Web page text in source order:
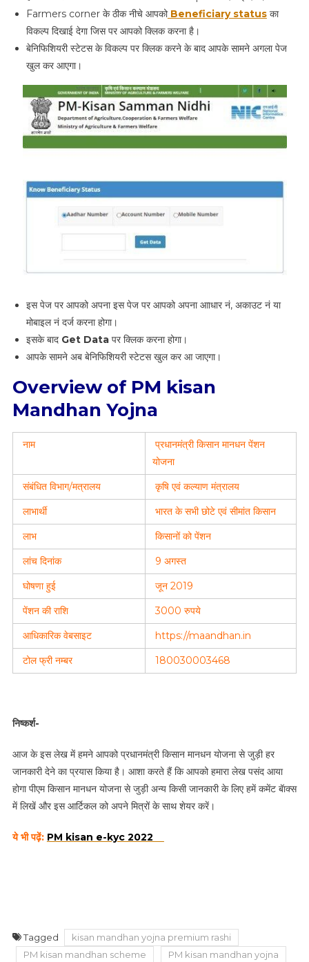
Farmers corner के ठीक नीचे आपकोBeneficiary statusका
विकल्प दिखाई देगा जिस पर आपको क्लिक करना है।
बेनिफिशियरी स्टेटस के विकल्प पर क्लिक करने के बाद आपके सामने अगला पेज
खुल कर आएगा।
इस पेज पर आपको अपना इस पेज पर आपको अपना आाधार नं, अकाउट नं या
मोबाइल नं दर्ज करना होगा।
इसके बादGet Dataपर क्लिक करना होगा।
आपके सामने अब बेनिफिशियरी स्टेटस खुल कर आ जाएगा।
Overview of PM kisan
Mandhan Yojna
नाम
प्रधानमंत्री किसान मानधन पेंशन
योजना
संबंधित विभाग/मत्रालय
कृषि एवं कल्याण मंत्रालय
लाभार्थी
भारत के सभी छोटे एवं सीमांत किसान
लाभ
किसानों को पेंशन
लांच दिनांक
9 अगस्त
घोषणा हुई
जून 2019
पेंशन की राशि
3000 रुपये
आधिकारिक वेबसाइट
https://maandhan.in
टोल फ्री नम्बर
180030003468
निष्कर्श-
आज के इस लेख में हमने आपको प्रधानमंत्री किसान मानधन योजना से जुड़ी हर
जानकारी देने का प्रयास किया है। आशा करते हैं कि आपको हमारा लेख पसंद आया
होगा पीएम किसान मानधन योजना से जुड़ी अन्य किसी जानकारी के लिए हमें कमेंट बॅाक्स
में लिखें और इस आर्टिकल को अपने मित्रों के साथ शेयर करें।
ये भी पढ़ें: PM kisan e-kyc 2022
Tagged
kisan mandhan yojna premium rashi
PM kisan mandhan scheme
PM kisan mandhan yojna